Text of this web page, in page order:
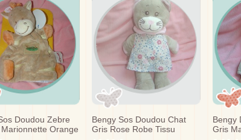
Doudou Zebre
Orange
Bengy Sos Doudou Chat
Gris Rose Robe Tissu
Bengy
Gris